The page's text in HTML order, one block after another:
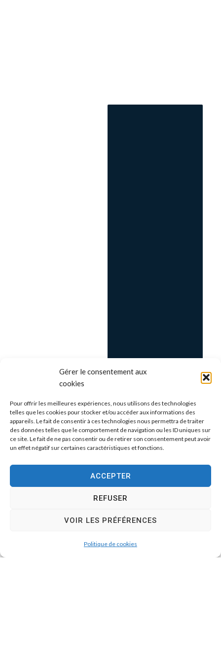
Gérer le consentement aux
cookies
Pour offrir les meilleures expériences, nous utilisons des technologies
telles que les cookies pour stocker et/ou accéder aux informations des
appareils. Le fait de consentir à ces technologies nous permettra de traiter
des données telles que le comportement de navigation ou les ID uniques sur
ce site. Le fait de ne pas consentir ou de retirer son consentement peut avoir
un effet négatif sur certaines caractéristiques et fonctions.
ACCEPTER
REFUSER
VOIR LES PRÉFÉRENCES
Politique de cookies